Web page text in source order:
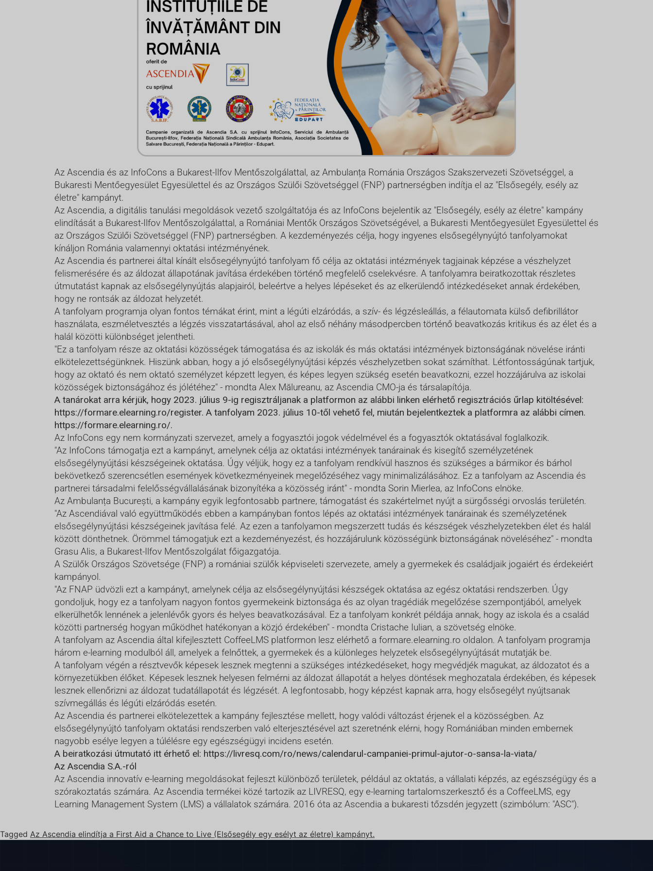
Az Ascendia és az InfoCons a Bukarest-Ilfov Mentőszolgálattal, az Ambulanța Románia Országos Szakszervezeti Szövetséggel, a
Bukaresti Mentőegyesület Egyesülettel és az Országos Szülői Szövetséggel (FNP) partnerségben indítja el az "Elsősegély, esély az
életre" kampányt.
Az Ascendia, a digitális tanulási megoldások vezető szolgáltatója és az InfoCons bejelentik az "Elsősegély, esély az életre" kampány
elindítását a Bukarest-Ilfov Mentőszolgálattal, a Romániai Mentők Országos Szövetségével, a Bukaresti Mentőegyesület Egyesülettel és
az Országos Szülői Szövetséggel (FNP) partnerségben. A kezdeményezés célja, hogy ingyenes elsősegélynyújtó tanfolyamokat
kínáljon Románia valamennyi oktatási intézményének.
Az Ascendia és partnerei által kínált elsősegélynyújtó tanfolyam fő célja az oktatási intézmények tagjainak képzése a vészhelyzet
felismerésére és az áldozat állapotának javítása érdekében történő megfelelő cselekvésre. A tanfolyamra beiratkozottak részletes
útmutatást kapnak az elsősegélynyújtás alapjairól, beleértve a helyes lépéseket és az elkerülendő intézkedéseket annak érdekében,
hogy ne rontsák az áldozat helyzetét.
A tanfolyam programja olyan fontos témákat érint, mint a légúti elzáródás, a szív- és légzésleállás, a félautomata külső defibrillátor
használata, eszméletvesztés a légzés visszatartásával, ahol az első néhány másodpercben történő beavatkozás kritikus és az élet és a
halál közötti különbséget jelentheti.
"Ez a tanfolyam része az oktatási közösségek támogatása és az iskolák és más oktatási intézmények biztonságának növelése iránti
elkötelezettségünknek. Hiszünk abban, hogy a jó elsősegélynyújtási képzés vészhelyzetben sokat számíthat. Létfontosságúnak tartjuk,
hogy az oktató és nem oktató személyzet képzett legyen, és képes legyen szükség esetén beavatkozni, ezzel hozzájárulva az iskolai
közösségek biztonságához és jólétéhez" - mondta Alex Mălureanu, az Ascendia CMO-ja és társalapítója.
A tanárokat arra kérjük, hogy 2023. július 9-ig regisztráljanak a platformon az alábbi linken elérhető regisztrációs űrlap kitöltésével:
https://formare.elearning.ro/register. A tanfolyam 2023. július 10-től vehető fel, miután bejelentkeztek a platformra az alábbi címen.
https://formare.elearning.ro/.
Az InfoCons egy nem kormányzati szervezet, amely a fogyasztói jogok védelmével és a fogyasztók oktatásával foglalkozik.
"Az InfoCons támogatja ezt a kampányt, amelynek célja az oktatási intézmények tanárainak és kisegítő személyzetének
elsősegélynyújtási készségeinek oktatása. Úgy véljük, hogy ez a tanfolyam rendkívül hasznos és szükséges a bármikor és bárhol
bekövetkező szerencsétlen események következményeinek megelőzéséhez vagy minimalizálásához. Ez a tanfolyam az Ascendia és
partnerei társadalmi felelősségvállalásának bizonyítéka a közösség iránt" - mondta Sorin Mierlea, az InfoCons elnöke.
Az Ambulanța București, a kampány egyik legfontosabb partnere, támogatást és szakértelmet nyújt a sürgősségi orvoslás területén.
"Az Ascendiával való együttműködés ebben a kampányban fontos lépés az oktatási intézmények tanárainak és személyzetének
elsősegélynyújtási készségeinek javítása felé. Az ezen a tanfolyamon megszerzett tudás és készségek vészhelyzetekben élet és halál
között dönthetnek. Örömmel támogatjuk ezt a kezdeményezést, és hozzájárulunk közösségünk biztonságának növeléséhez" - mondta
Grasu Alis, a Bukarest-Ilfov Mentőszolgálat főigazgatója.
A Szülők Országos Szövetsége (FNP) a romániai szülők képviseleti szervezete, amely a gyermekek és családjaik jogaiért és érdekeiért
kampányol.
"Az FNAP üdvözli ezt a kampányt, amelynek célja az elsősegélynyújtási készségek oktatása az egész oktatási rendszerben. Úgy
gondoljuk, hogy ez a tanfolyam nagyon fontos gyermekeink biztonsága és az olyan tragédiák megelőzése szempontjából, amelyek
elkerülhetők lennének a jelenlévők gyors és helyes beavatkozásával. Ez a tanfolyam konkrét példája annak, hogy az iskola és a család
közötti partnerség hogyan működhet hatékonyan a közjó érdekében" - mondta Cristache Iulian, a szövetség elnöke.
A tanfolyam az Ascendia által kifejlesztett CoffeeLMS platformon lesz elérhető a formare.elearning.ro oldalon. A tanfolyam programja
három e-learning modulból áll, amelyek a felnőttek, a gyermekek és a különleges helyzetek elsősegélynyújtását mutatják be.
A tanfolyam végén a résztvevők képesek lesznek megtenni a szükséges intézkedéseket, hogy megvédjék magukat, az áldozatot és a
környezetükben élőket. Képesek lesznek helyesen felmérni az áldozat állapotát a helyes döntések meghozatala érdekében, és képesek
lesznek ellenőrizni az áldozat tudatállapotát és légzését. A legfontosabb, hogy képzést kapnak arra, hogy elsősegélyt nyújtsanak
szívmegállás és légúti elzáródás esetén.
Az Ascendia és partnerei elkötelezettek a kampány fejlesztése mellett, hogy valódi változást érjenek el a közösségben. Az
elsősegélynyújtó tanfolyam oktatási rendszerben való elterjesztésével azt szeretnénk elérni, hogy Romániában minden embernek
nagyobb esélye legyen a túlélésre egy egészségügyi incidens esetén.
A beiratkozási útmutató itt érhető el: https://livresq.com/ro/news/calendarul-campaniei-primul-ajutor-o-sansa-la-viata/
Az Ascendia S.A.-ról
Az Ascendia innovatív e-learning megoldásokat fejleszt különböző területek, például az oktatás, a vállalati képzés, az egészségügy és a
szórakoztatás számára. Az Ascendia termékei közé tartozik az LIVRESQ, egy e-learning tartalomszerkesztő és a CoffeeLMS, egy
Learning Management System (LMS) a vállalatok számára. 2016 óta az Ascendia a bukaresti tőzsdén jegyzett (szimbólum: "ASC").
Tagged Az Ascendia elindítja a First Aid a Chance to Live (Elsősegély egy esélyt az életre) kampányt.